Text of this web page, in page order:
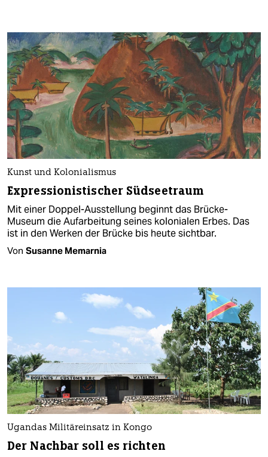
Kunst und Kolonialismus
Expressionistischer Südseetraum
Mit einer Doppel-Ausstellung beginnt das Brücke-
Museum die Aufarbeitung seines kolonialen Erbes. Das
ist in den Werken der Brücke bis heute sichtbar.
Von Susanne Memarnia
Ugandas Militäreinsatz in Kongo
Der Nachbar soll es richten